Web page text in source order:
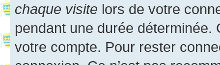
chaque visite lors de votre
pendant une durée déterminée.
votre compte. Pour rester